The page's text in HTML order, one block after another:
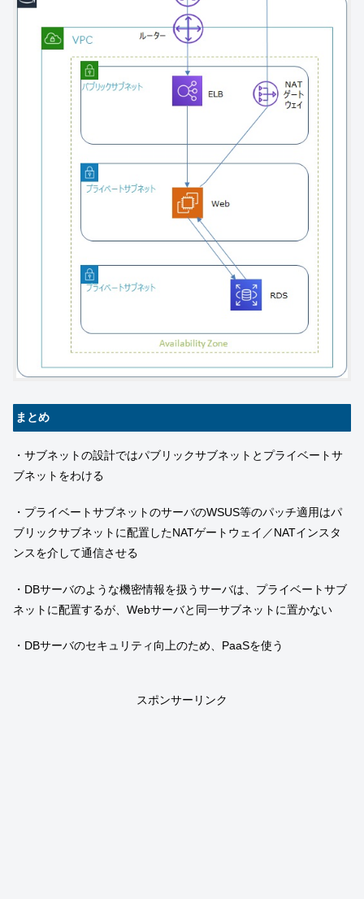
まとめ
・サブネットの設計ではパブリックサブネットとプライベートサ
ブネットをわける
・プライベートサブネットのサーバのWSUS等のパッチ適用はパ
ブリックサブネットに配置したNATゲートウェイ／NATインスタ
ンスを介して通信させる
・DBサーバのような機密情報を扱うサーバは、プライベートサブ
ネットに配置するが、Webサーバと同一サブネットに置かない
・DBサーバのセキュリティ向上のため、PaaSを使う
スポンサーリンク